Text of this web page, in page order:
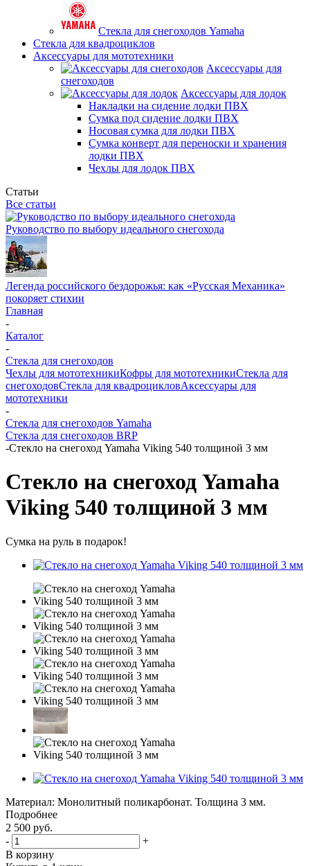
Стекла для снегоходов Yamaha
Стекла для квадроциклов
Аксессуары для мототехники
Аксессуары для
снегоходов
Аксессуары для лодок
Накладки на сидение лодки ПВХ
Сумка под сидение лодки ПВХ
Носовая сумка для лодки ПВХ
Сумка конверт для переноски и хранения
лодки ПВХ
Чехлы для лодок ПВХ
Статьи
Все статьи
Руководство по выбору идеального снегохода
Легенда российского бездорожья: как «Русская Механика»
покоряет стихии
Главная
-
Каталог
-
Стекла для снегоходов
Чехлы для мототехникиКофры для мототехникиСтекла для
снегоходовСтекла для квадроцикловАксессуары для
мототехники
-
Стекла для снегоходов Yamaha
Стекла для снегоходов BRP
-Стекло на снегоход Yamaha Viking 540 толщиной 3 мм
Стекло на снегоход Yamaha
Viking 540 толщиной 3 мм
Сумка на руль в подарок!
Материал: Монолитный поликарбонат. Толщина 3 мм.
Подробнее
2 500 руб.
-
+
В корзину